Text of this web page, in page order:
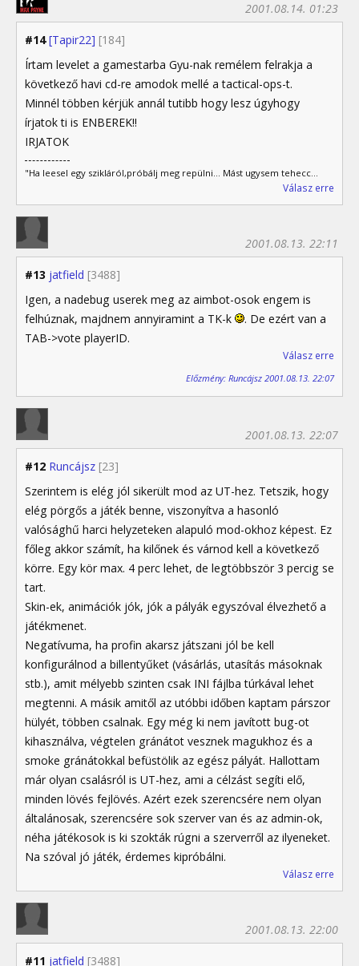
#14 [Tapir22] [184]
2001.08.14. 01:23
Írtam levelet a gamestarba Gyu-nak remélem felrakja a
következő havi cd-re amodok mellé a tactical-ops-t.
Minnél többen kérjük annál tutibb hogy lesz úgyhogy
írjatok ti is ENBEREK!!
IRJATOK
"Ha leesel egy szikláról,próbálj meg repülni... Mást ugysem tehecc...
Válasz erre
#13 jatfield [3488]
2001.08.13. 22:11
Igen, a nadebug userek meg az aimbot-osok engem is
felhúznak, majdnem annyiramint a TK-k
. De ezért van a
TAB->vote playerID.
Válasz erre
Előzmény: Runcájsz 2001.08.13. 22:07
#12 Runcájsz [23]
2001.08.13. 22:07
Szerintem is elég jól sikerült mod az UT-hez. Tetszik, hogy
elég pörgős a játék benne, viszonyítva a hasonló
valósághű harci helyzeteken alapuló mod-okhoz képest. Ez
főleg akkor számít, ha kilőnek és várnod kell a következő
körre. Egy kör max. 4 perc lehet, de legtöbbször 3 percig se
tart.
Skin-ek, animációk jók, jók a pályák egyszóval élvezhető a
játékmenet.
Negatívuma, ha profin akarsz játszani jól be kell
konfigurálnod a billentyűket (vásárlás, utasítás másoknak
stb.), amit mélyebb szinten csak INI fájlba túrkával lehet
megtenni. A másik amitől az utóbbi időben kaptam párszor
hülyét, többen csalnak. Egy még ki nem javított bug-ot
kihasználva, végtelen gránátot vesznek magukhoz és a
smoke gránátokkal befüstölik az egész pályát. Hallottam
már olyan csalásról is UT-hez, ami a célzást segíti elő,
minden lövés fejlövés. Azért ezek szerencsére nem olyan
általánosak, szerencsére sok szerver van és az admin-ok,
néha játékosok is ki szokták rúgni a szerverről az ilyeneket.
Na szóval jó játék, érdemes kipróbálni.
Válasz erre
#11 jatfield [3488]
2001.08.13. 22:00